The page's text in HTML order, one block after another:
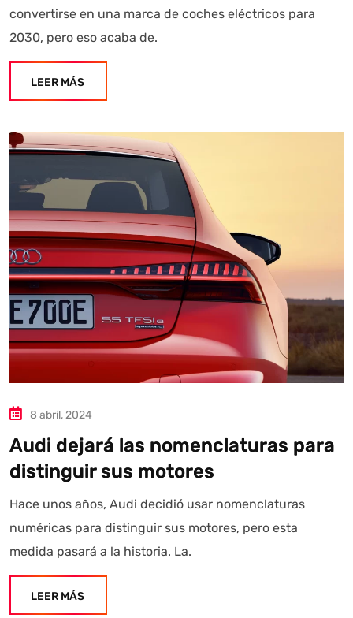
convertirse en una marca de coches eléctricos para
2030, pero eso acaba de.
LEER MÁS
8 abril, 2024
Audi dejará las nomenclaturas para
distinguir sus motores
Hace unos años, Audi decidió usar nomenclaturas
numéricas para distinguir sus motores, pero esta
medida pasará a la historia. La.
LEER MÁS